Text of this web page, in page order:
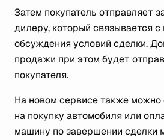
Затем покупатель отправляет
дилеру, который связывается
обсуждения условий сделки.
продажи при этом будет
покупателя.
На новом сервисе также
на покупку автомобиля или
машину по завершении сделки